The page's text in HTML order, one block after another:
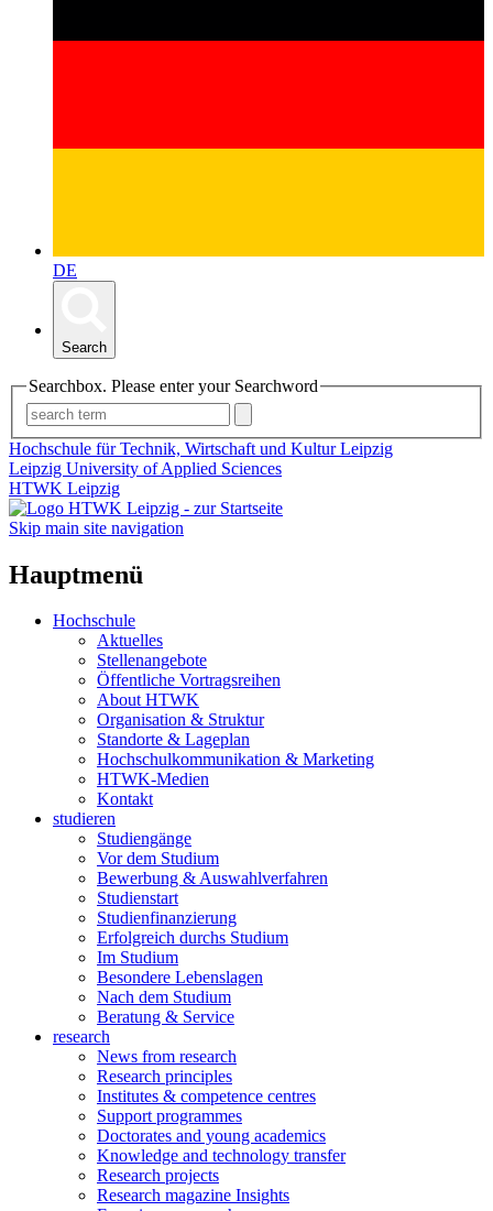
DE
Search
Searchbox. Please enter your Searchword
Hochschule für Technik, Wirtschaft und Kultur Leipzig
Leipzig University of Applied Sciences
HTWK Leipzig
Skip main site navigation
Hauptmenü
Hochschule
Aktuelles
Stellenangebote
Öffentliche Vortragsreihen
About HTWK
Organisation & Struktur
Standorte & Lageplan
Hochschulkommunikation & Marketing
HTWK-Medien
Kontakt
studieren
Studiengänge
Vor dem Studium
Bewerbung & Auswahlverfahren
Studienstart
Studienfinanzierung
Erfolgreich durchs Studium
Im Studium
Besondere Lebenslagen
Nach dem Studium
Beratung & Service
research
News from research
Research principles
Institutes & competence centres
Support programmes
Doctorates and young academics
Knowledge and technology transfer
Research projects
Research magazine Insights